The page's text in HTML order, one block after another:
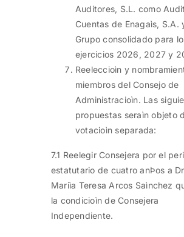
Auditores, S.L. como
Cuentas de Enagaìs, S.A.
Grupo consolidado para
ejercicios 2026, 2027 y
Reeleccioìn y
miembros del Consejo de
Administracioìn. Las
propuestas seraìn objeto
votacioìn separada:
7.1 Reelegir Consejera por el
estatutario de cuatro anÞos a
Mariìa Teresa Arcos Saìnchez
la condicioìn de Consejera
Independiente.